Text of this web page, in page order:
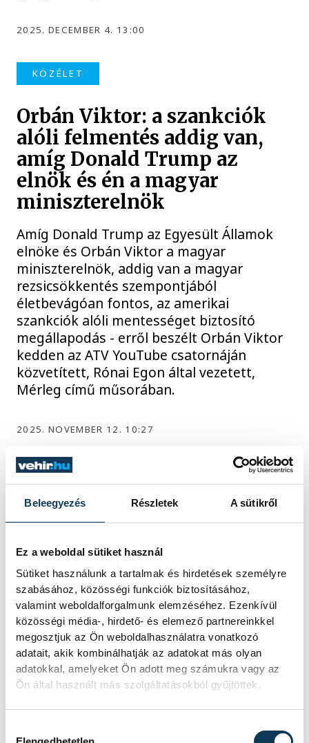
Beleegyezés Részletek A sütikről
Ez a weboldal sütiket használ
Sütiket használunk a tartalmak és hirdetések személyre
szabásához, közösségi funkciók biztosításához,
valamint weboldalforgalmunk elemzéséhez. Ezenkívül
közösségi média-, hirdető- és elemező partnereinkkel
megosztjuk az Ön weboldalhasználatra vonatkozó
adatait, akik kombinálhatják az adatokat más olyan
adatokkal, amelyeket Ön adott meg számukra vagy az
Ön által használt más szolgáltatásokból gyűjtöttek.
2025. DECEMBER 4. 13:00
KÖZÉLET
Orbán Viktor: a szankciók
alóli felmentés addig van,
amíg Donald Trump az
elnök és én a magyar
miniszterelnök
Amíg Donald Trump az Egyesült Államok
elnöke és Orbán Viktor a magyar
miniszterelnök, addig van a magyar
rezsicsökkentés szempontjából
életbevágóan fontos, az amerikai
szankciók alóli mentességet biztosító
megállapodás - erről beszélt Orbán Viktor
kedden az ATV YouTube csatornáján
közvetített, Rónai Egon által vezetett,
Mérleg című műsorában.
2025. NOVEMBER 12. 10:27
PANNON EGYETEM
„Ne féljünk a változásoktól!”
Az innováció nem feltétlenül csak
technológia kérdése, sokkal inkább egy
szemléletmód, amiben a bátorság, a
kudarctűrés és a célok melletti kitartás
ugyanolyan fontosak. Dr. Birkner
Zoltánnal, a Pannon Egyetemért Alapítvány
kuratóriumi elnökével beszélgettünk a
világban tapasztalható brutális
gyorsaságú változásokról és arról, hogyan
nemcsak a fiataloknak, hanem a cégeknek